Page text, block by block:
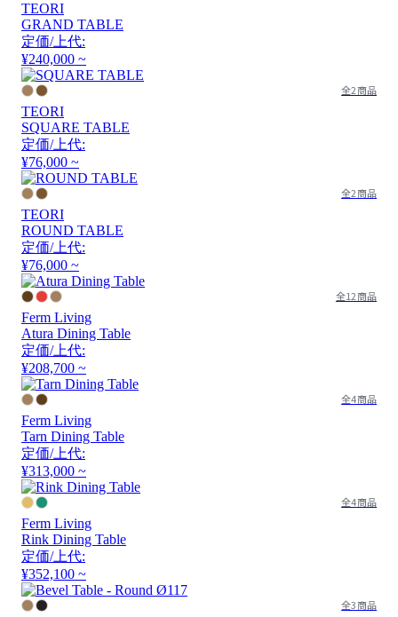
TEORI
GRAND TABLE
定価/上代:
¥240,000 ~
全2商品
TEORI
SQUARE TABLE
定価/上代:
¥76,000 ~
全2商品
TEORI
ROUND TABLE
定価/上代:
¥76,000 ~
全12商品
Ferm Living
Atura Dining Table
定価/上代:
¥208,700 ~
全4商品
Ferm Living
Tarn Dining Table
定価/上代:
¥313,000 ~
全4商品
Ferm Living
Rink Dining Table
定価/上代:
¥352,100 ~
全3商品